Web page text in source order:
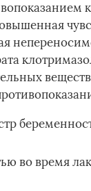
во время